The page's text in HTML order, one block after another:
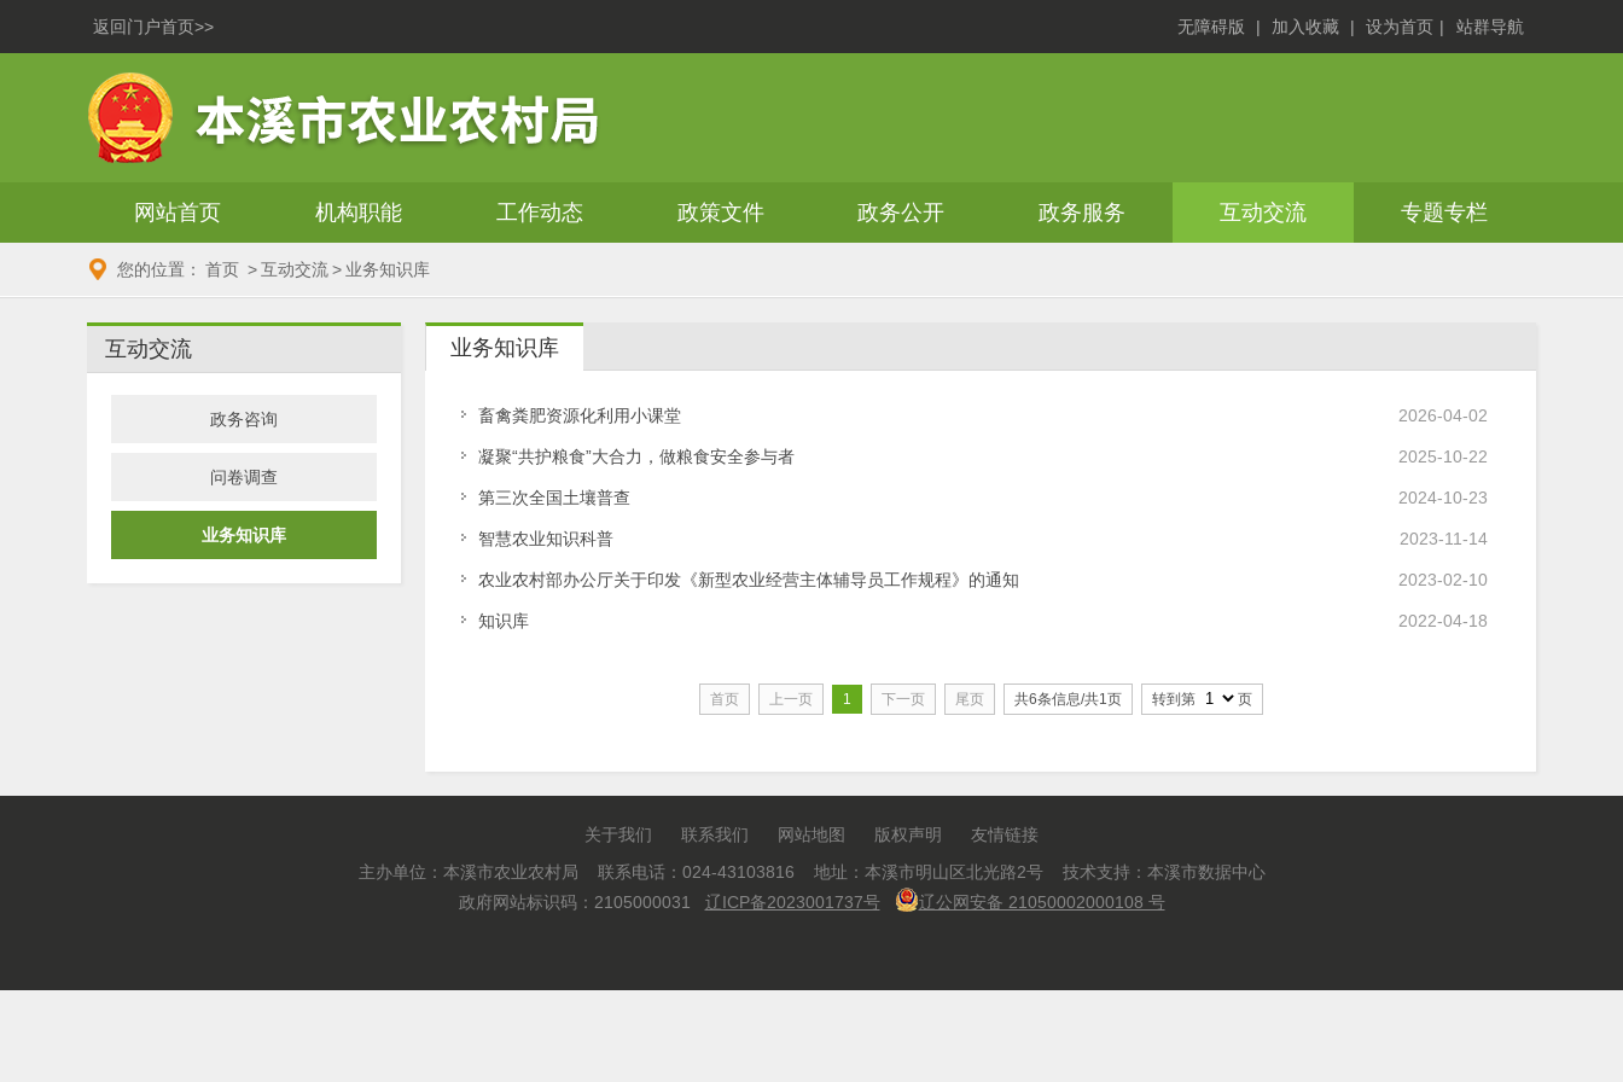
返回门户首页>> 无障碍版 | 加入收藏 | 设为首页 | 站群导航
网站首页 机构职能 工作动态 政策文件 政务公开 政务服务 互动交流 专题专栏
您的位置： 首页 >互动交流> 业务知识库
互动交流
政务咨询
问卷调查
业务知识库
业务知识库
2026-04-02
畜禽粪肥资源化利用小课堂
2025-10-22
凝聚“共护粮食”大合力，做粮食安全参与者
2024-10-23
第三次全国土壤普查
2023-11-14
智慧农业知识科普
2023-02-10
农业农村部办公厅关于印发《新型农业经营主体辅导员工作规程》的通知
2022-04-18
知识库
首页 上一页 1 下一页 尾页 共6条信息/共1页 转到第 页
关于我们 联系我们 网站地图 版权声明
友情链接
主办单位：本溪市农业农村局 联系电话：024-43103816 地址：本溪市明山区北光路2号 技术支持：本溪市数据中心
政府网站标识码：2105000031 辽ICP备2023001737号 辽公网安备 21050002000108 号